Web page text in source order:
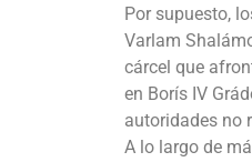
Por supuesto,
Varlam
cárcel que
en Borís IV
autoridades no
A lo largo de